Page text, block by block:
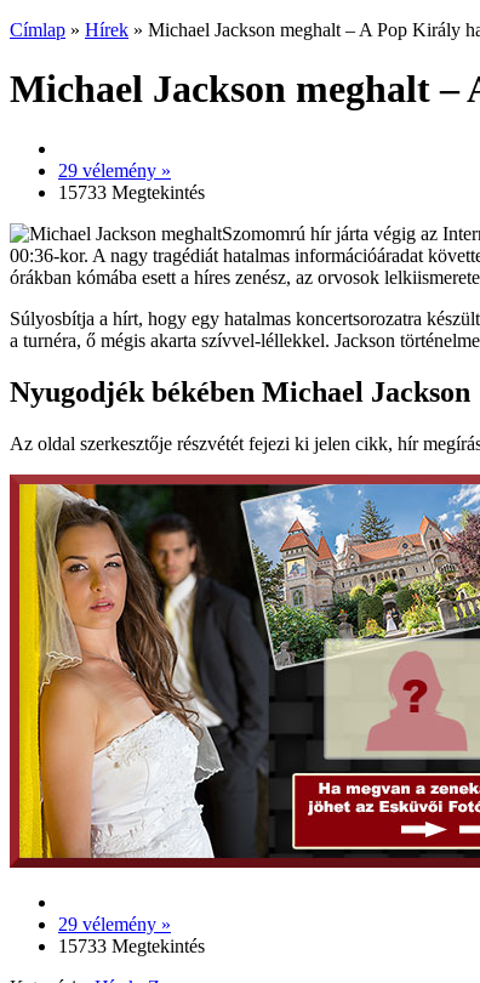
Címlap » Hírek » Michael Jackson meghalt – A Pop Király
Michael Jackson meghalt
29 vélemény »
15733 Megtekintés
Szomomrú hír járta végig az
00:36-kor. A nagy tragédiát hatalmas információáradat
órákban kómába esett a híres zenész, az orvosok
Súlyosbítja a hírt, hogy egy hatalmas koncertsorozatra
a turnéra, ő mégis akarta szívvel-léllekkel. Jackson
Nyugodjék békében Michael Jackson
Az oldal szerkesztője részvétét fejezi ki jelen cikk, hír
29 vélemény »
15733 Megtekintés